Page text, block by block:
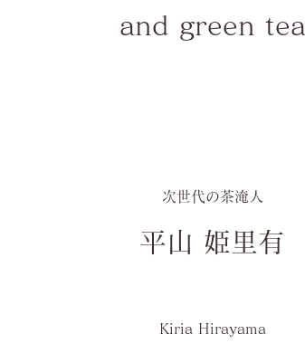
and green tea
次世代の茶淹人
平山 姫里有
Kiria Hirayama